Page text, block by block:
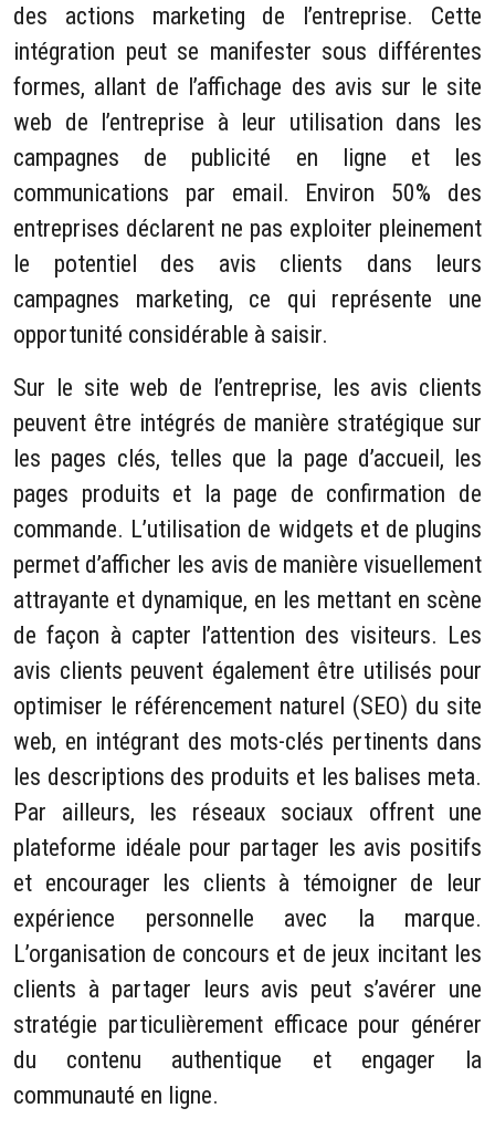
des actions marketing de l’entreprise. Cette
intégration peut se manifester sous différentes
formes, allant de l’affichage des avis sur le site
web de l’entreprise à leur utilisation dans les
campagnes de publicité en ligne et les
communications par email. Environ 50% des
entreprises déclarent ne pas exploiter pleinement
le potentiel des avis clients dans leurs
campagnes marketing, ce qui représente une
opportunité considérable à saisir.
Sur le site web de l’entreprise, les avis clients
peuvent être intégrés de manière stratégique sur
les pages clés, telles que la page d’accueil, les
pages produits et la page de confirmation de
commande. L’utilisation de widgets et de plugins
permet d’afficher les avis de manière visuellement
attrayante et dynamique, en les mettant en scène
de façon à capter l’attention des visiteurs. Les
avis clients peuvent également être utilisés pour
optimiser le référencement naturel (SEO) du site
web, en intégrant des mots-clés pertinents dans
les descriptions des produits et les balises meta.
Par ailleurs, les réseaux sociaux offrent une
plateforme idéale pour partager les avis positifs
et encourager les clients à témoigner de leur
expérience personnelle avec la marque.
L’organisation de concours et de jeux incitant les
clients à partager leurs avis peut s’avérer une
stratégie particulièrement efficace pour générer
du contenu authentique et engager la
communauté en ligne.